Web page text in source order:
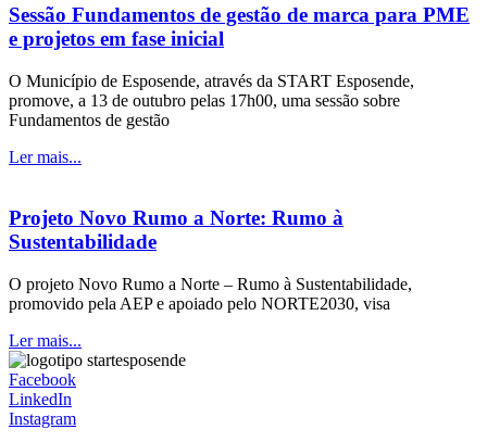
Sessão Fundamentos de gestão de marca para PME
e projetos em fase inicial
O Município de Esposende, através da START Esposende,
promove, a 13 de outubro pelas 17h00, uma sessão sobre
Fundamentos de gestão
Ler mais...
Projeto Novo Rumo a Norte: Rumo à
Sustentabilidade
O projeto Novo Rumo a Norte – Rumo à Sustentabilidade,
promovido pela AEP e apoiado pelo NORTE2030, visa
Ler mais...
Facebook
LinkedIn
Instagram